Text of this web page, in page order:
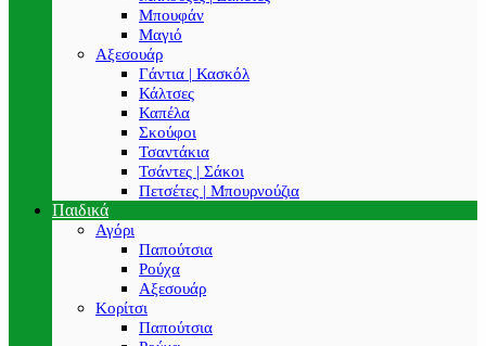
Μπουφάν
Μαγιό
Αξεσουάρ
Γάντια | Κασκόλ
Κάλτσες
Καπέλα
Σκούφοι
Τσαντάκια
Τσάντες | Σάκοι
Πετσέτες | Μπουρνούζια
Παιδικά
Αγόρι
Παπούτσια
Ρούχα
Αξεσουάρ
Κορίτσι
Παπούτσια